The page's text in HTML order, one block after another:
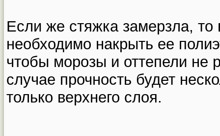
Если же стяжка замерзла, то
необходимо накрыть ее
чтобы морозы и оттепели не
случае прочность будет
только верхнего слоя.